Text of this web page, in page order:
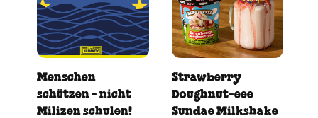
Menschen
schützen - nicht
Milizen schulen!
Strawberry
Doughnut‑eee
Sundae Milkshake